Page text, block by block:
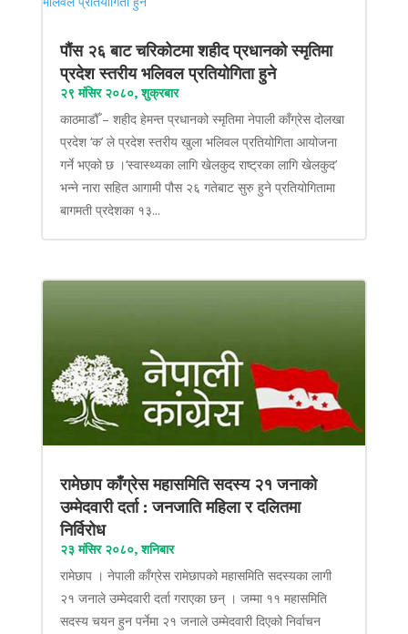
पौंस २६ बाट चरिकोटमा शहीद प्रधानको स्मृतिमा
प्रदेश स्तरीय भलिवल प्रतियोगिता हुने
२९ मंसिर २०८०, शुक्रबार
काठमाडौँ – शहीद हेमन्त प्रधानको स्मृतिमा नेपाली काँग्रेस दोलखा
प्रदेश ‘क’ ले प्रदेश स्तरीय खुला भलिवल प्रतियोगिता आयोजना
गर्ने भएको छ ।‘स्वास्थ्यका लागि खेलकुद राष्ट्रका लागि खेलकुद’
भन्ने नारा सहित आगामी पौस २६ गतेबाट सुरु हुने प्रतियोगितामा
बागमती प्रदेशका १३...
रामेछाप काँग्रेस महासमिति सदस्य २१ जनाको
उम्मेदवारी दर्ता : जनजाति महिला र दलितमा
निर्विरोध
२३ मंसिर २०८०, शनिबार
रामेछाप । नेपाली काँग्रेस रामेछापको महासमिति सदस्यका लागी
२१ जनाले उम्मेदवारी दर्ता गराएका छन् । जम्मा ११ महासमिति
सदस्य चयन हुन पर्नेमा २१ जनाले उम्मेदवारी दिएको निर्वाचन